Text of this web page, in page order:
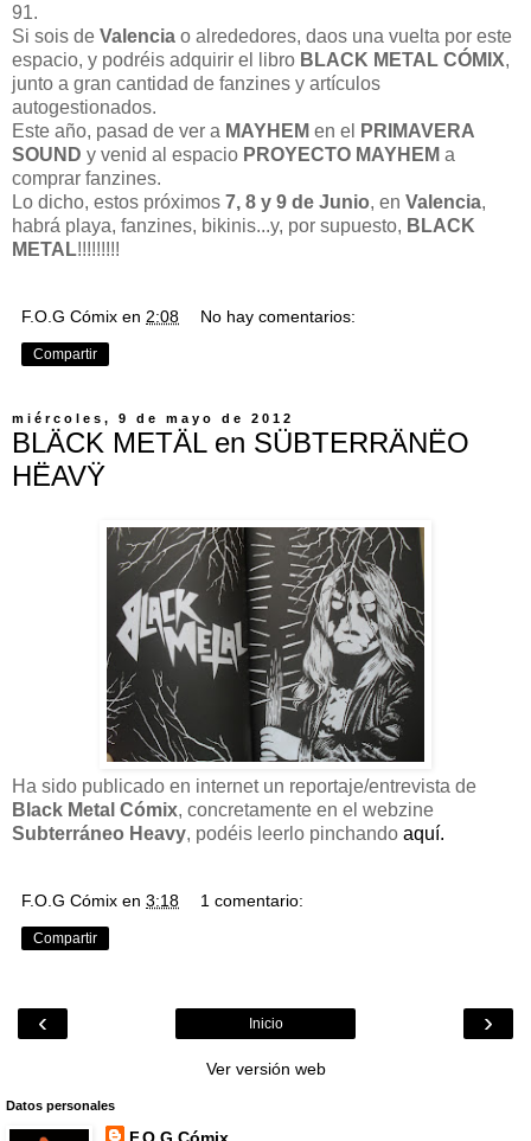
91.
Si sois de Valencia o alrededores, daos una vuelta por este
espacio, y podréis adquirir el libro BLACK METAL CÓMIX,
junto a gran cantidad de fanzines y artículos
autogestionados.
Este año, pasad de ver a MAYHEM en el
PRIMAVERA
SOUND y venid al espacio PROYECTO MAYHEM a
comprar fanzines.
Lo dicho, estos próximos 7, 8 y 9 de Junio, en Valencia,
habrá playa, fanzines, bikinis...y, por supuesto, BLACK
METAL!!!!!!!!!
F.O.G Cómix en 2:08 No hay comentarios:
Compartir
miércoles, 9 de mayo de 2012
BLÄCK METÄL en SÜBTERRÄNËO
HËAVŸ
Ha sido publicado en internet un reportaje/entrevista de
Black Metal Cómix, concretamente en el webzine
Subterráneo Heavy, podéis leerlo pinchando aquí.
F.O.G Cómix en 3:18 1 comentario:
Compartir
‹ ›
Inicio
Ver versión web
Datos personales